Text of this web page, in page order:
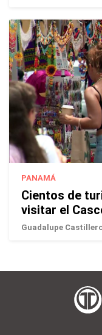
PANAMÁ
Cientos de
visitar el
Guadalupe